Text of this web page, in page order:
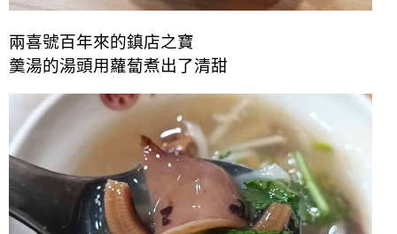
兩喜號百年來的鎮店之寶
羹湯的湯頭用蘿蔔煮出了清甜